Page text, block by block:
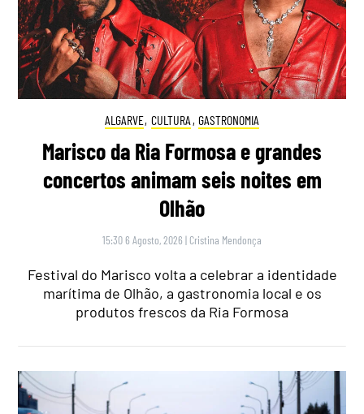
ALGARVE, CULTURA , GASTRONOMIA
Marisco da Ria Formosa e grandes
concertos animam seis noites em
Olhão
15:30 6 Agosto, 2026 | Cristina Mendonça
Festival do Marisco volta a celebrar a identidade
marítima de Olhão, a gastronomia local e os
produtos frescos da Ria Formosa